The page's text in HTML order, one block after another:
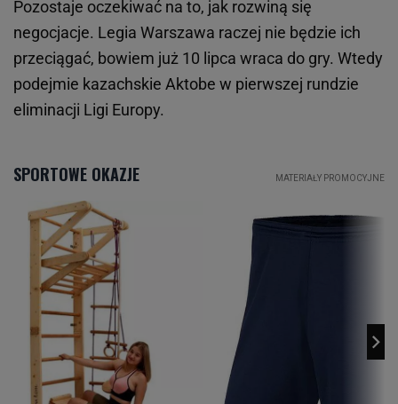
Pozostaje oczekiwać na to, jak rozwiną się
negocjacje. Legia Warszawa raczej nie będzie ich
przeciągać, bowiem już 10 lipca wraca do gry. Wtedy
podejmie kazachskie Aktobe w pierwszej rundzie
eliminacji Ligi Europy.